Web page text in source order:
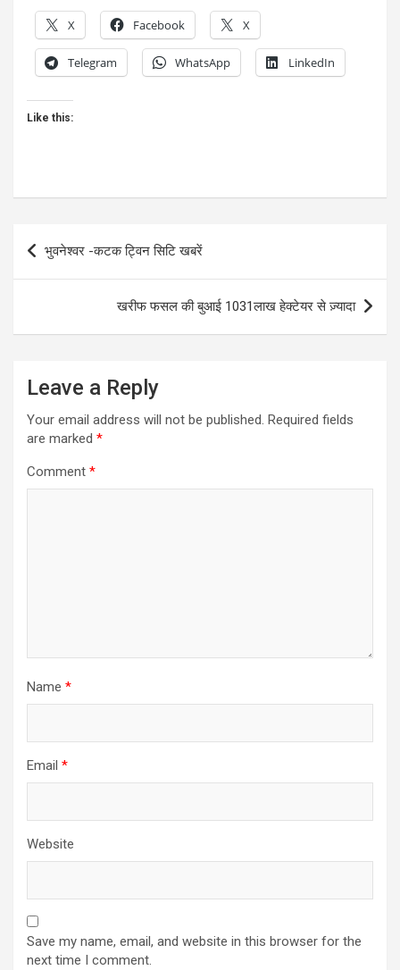
X Facebook X
Telegram WhatsApp LinkedIn
Like this:
Post
navigation
भुवनेश्वर -कटक ट्विन सिटि खबरें
खरीफ फसल की बुआई 1031लाख हेक्टेयर से ज़्यादा
Leave a Reply
Your email address will not be published. Required fields
are marked *
Comment *
Name *
Email *
Website
Save my name, email, and website in this browser for the
next time I comment.